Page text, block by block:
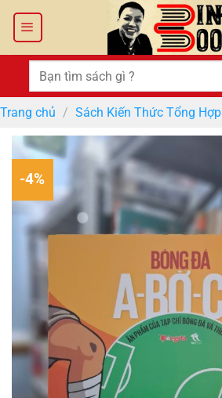
Tìm
kiếm:
Trang chủ / Sách Kiến Thức Tổng Hợp
-4%